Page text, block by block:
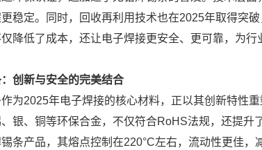
稳定。同时，回收再利用技术也在2025年取得突
降低了成本，还让电子焊接更安全、更可靠，为行
创新与安全的完美结合
为2025年电子焊接的核心材料，正以其创新特性
银、铜等环保合金，不仅符合RoHS法规，还提
条产品，其熔点控制在220°C左右，流动性更佳